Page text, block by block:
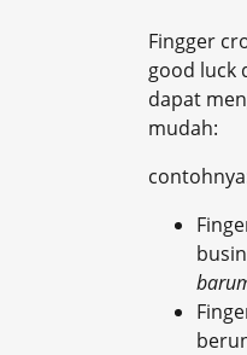
Fingger
good luck
dapat
mudah: